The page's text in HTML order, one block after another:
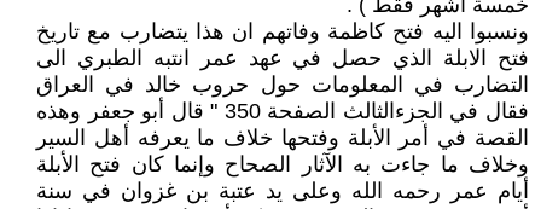
خمسة أشهر فقط ) .
ونسبوا اليه فتح كاظمة وفاتهم ان هذا يتضارب مع تاريخ
فتح الابلة الذي حصل في عهد عمر انتبه الطبري الى
التضارب في المعلومات حول حروب خالد في العراق
فقال في الجزءالثالث الصفحة 350 " قال أبو جعفر وهذه
القصة في أمر الأبلة وفتحها خلاف ما يعرفه أهل السير
وخلاف ما جاءت به الآثار الصحاح وإنما كان فتح الأبلة
أيام عمر رحمه الله وعلى يد عتبة بن غزوان في سنة